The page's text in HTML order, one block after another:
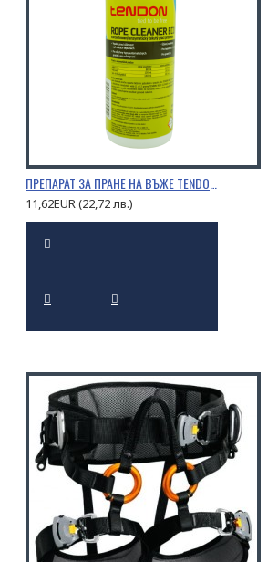
ПРЕПАРАТ ЗА ПРАНЕ НА ВЪЖЕ TENDON 0,5Л.
11,62EUR (22,72 лв.)